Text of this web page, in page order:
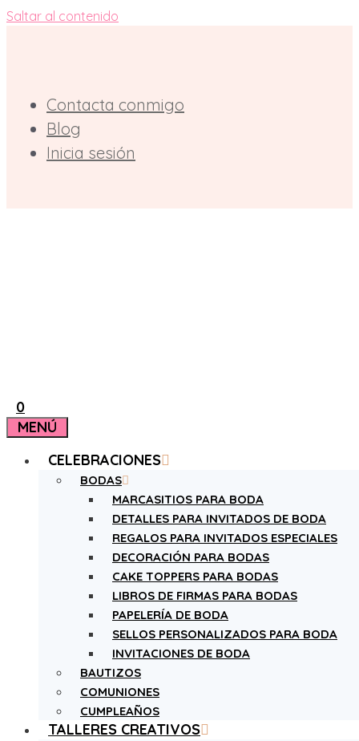
Saltar al contenido
Contacta conmigo
Blog
Inicia sesión
0
MENÚ
CELEBRACIONES
BODAS
MARCASITIOS PARA BODA
DETALLES PARA INVITADOS DE BODA
REGALOS PARA INVITADOS ESPECIALES
DECORACIÓN PARA BODAS
CAKE TOPPERS PARA BODAS
LIBROS DE FIRMAS PARA BODAS
PAPELERÍA DE BODA
SELLOS PERSONALIZADOS PARA BODA
INVITACIONES DE BODA
BAUTIZOS
COMUNIONES
CUMPLEAÑOS
TALLERES CREATIVOS